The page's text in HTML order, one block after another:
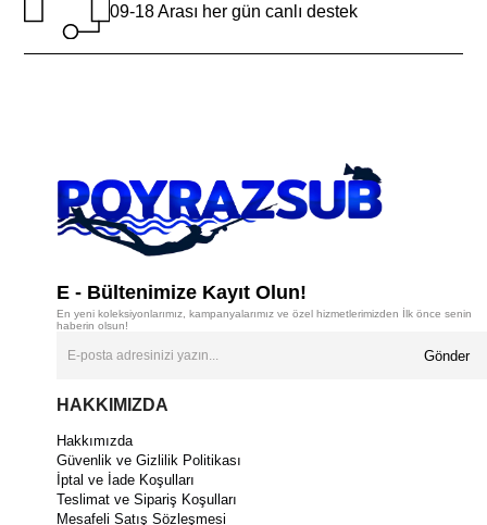
09-18 Arası her gün canlı destek
E - Bültenimize Kayıt Olun!
En yeni koleksiyonlarımız, kampanyalarımız ve özel hizmetlerimizden İlk önce senin
haberin olsun!
Gönder
HAKKIMIZDA
Hakkımızda
Güvenlik ve Gizlilik Politikası
İptal ve İade Koşulları
Teslimat ve Sipariş Koşulları
Mesafeli Satış Sözleşmesi